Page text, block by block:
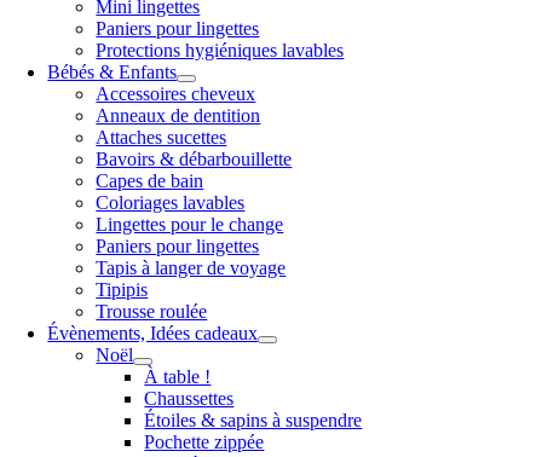
Mini lingettes
Paniers pour lingettes
Protections hygiéniques lavables
Bébés & Enfants
Accessoires cheveux
Anneaux de dentition
Attaches sucettes
Bavoirs & débarbouillette
Capes de bain
Coloriages lavables
Lingettes pour le change
Paniers pour lingettes
Tapis à langer de voyage
Tipipis
Trousse roulée
Évènements, Idées cadeaux
Noël
À table !
Chaussettes
Étoiles & sapins à suspendre
Pochette zippée